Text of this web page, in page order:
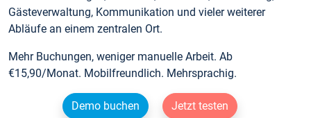
Gästeverwaltung, Kommunikation und vieler weiterer
Abläufe an einem zentralen Ort.
Mehr Buchungen, weniger manuelle Arbeit. Ab
€15,90/Monat. Mobilfreundlich. Mehrsprachig.
Demo buchen
Jetzt testen